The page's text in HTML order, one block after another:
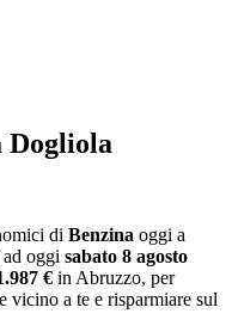
Dogliola
di Benzina oggi a
oggi sabato 8 agosto
€ in Abruzzo, per
vicino a te e risparmiare sul